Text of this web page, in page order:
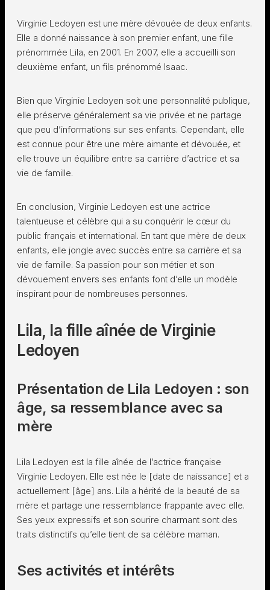
Virginie Ledoyen est une mère dévouée de deux enfants.
Elle a donné naissance à son premier enfant, une fille
prénommée Lila, en 2001. En 2007, elle a accueilli son
deuxième enfant, un fils prénommé Isaac.
Bien que Virginie Ledoyen soit une personnalité publique,
elle préserve généralement sa vie privée et ne partage
que peu d’informations sur ses enfants. Cependant, elle
est connue pour être une mère aimante et dévouée, et
elle trouve un équilibre entre sa carrière d’actrice et sa
vie de famille.
En conclusion, Virginie Ledoyen est une actrice
talentueuse et célèbre qui a su conquérir le cœur du
public français et international. En tant que mère de deux
enfants, elle jongle avec succès entre sa carrière et sa
vie de famille. Sa passion pour son métier et son
dévouement envers ses enfants font d’elle un modèle
inspirant pour de nombreuses personnes.
Lila, la fille aînée de Virginie
Ledoyen
Présentation de Lila Ledoyen : son
âge, sa ressemblance avec sa
mère
Lila Ledoyen est la fille aînée de l’actrice française
Virginie Ledoyen. Elle est née le [date de naissance] et a
actuellement [âge] ans. Lila a hérité de la beauté de sa
mère et partage une ressemblance frappante avec elle.
Ses yeux expressifs et son sourire charmant sont des
traits distinctifs qu’elle tient de sa célèbre maman.
Ses activités et intérêts